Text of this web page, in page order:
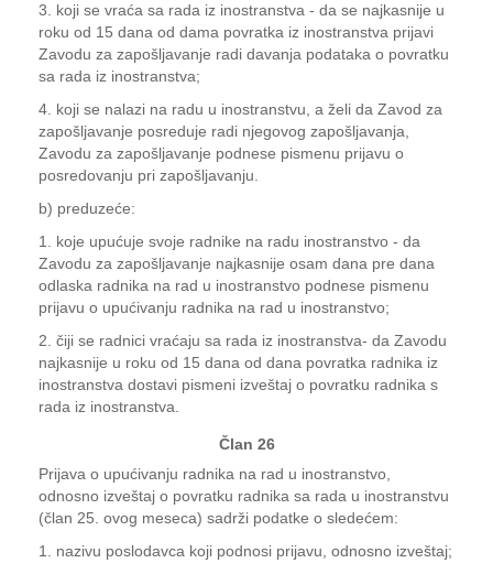
3. koji se vraća sa rada iz inostranstva - da se najkasnije u
roku od 15 dana od dama povratka iz inostranstva prijavi
Zavodu za zapošljavanje radi davanja podataka o povratku
sa rada iz inostranstva;
4. koji se nalazi na radu u inostranstvu, a želi da Zavod za
zapošljavanje posreduje radi njegovog zapošljavanja,
Zavodu za zapošljavanje podnese pismenu prijavu o
posredovanju pri zapošljavanju.
b) preduzeće:
1. koje upućuje svoje radnike na radu inostranstvo - da
Zavodu za zapošljavanje najkasnije osam dana pre dana
odlaska radnika na rad u inostranstvo podnese pismenu
prijavu o upućivanju radnika na rad u inostranstvo;
2. čiji se radnici vraćaju sa rada iz inostranstva- da Zavodu
najkasnije u roku od 15 dana od dana povratka radnika iz
inostranstva dostavi pismeni izveštaj o povratku radnika s
rada iz inostranstva.
Član 26
Prijava o upućivanju radnika na rad u inostranstvo,
odnosno izveštaj o povratku radnika sa rada u inostranstvu
(član 25. ovog meseca) sadrži podatke o sledećem:
1. nazivu poslodavca koji podnosi prijavu, odnosno izveštaj;